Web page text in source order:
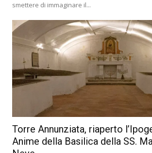
smettere di immaginare il...
Torre Annunziata, riaperto
Anime della Basilica della SS.